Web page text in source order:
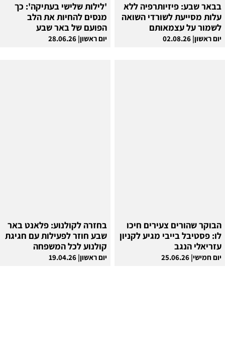
בבאר שבע: פיזיותרפיה ללא
עלות מסייעת לשורדי השואה
לשמור על עצמאותם
יום ראשון| 02.08.26
'לילות שלישי בעתיקה': כך
מנסים להחיות את הלב
הפועם של באר שבע
יום ראשון| 28.06.26
הבוקר שהורים צעירים חיכו
לו: פסטיבל בייבי מגיע לקניון
עזריאלי הנגב
יום חמישי| 25.06.26
בחזרה לקולנוע: פלאנט באר
שבע חוזר לפעילות עם חגיגת
קולנוע לכל המשפחה
יום ראשון| 19.04.26